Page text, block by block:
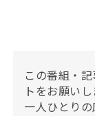
この番組・
トをお願いし
一人ひとりの